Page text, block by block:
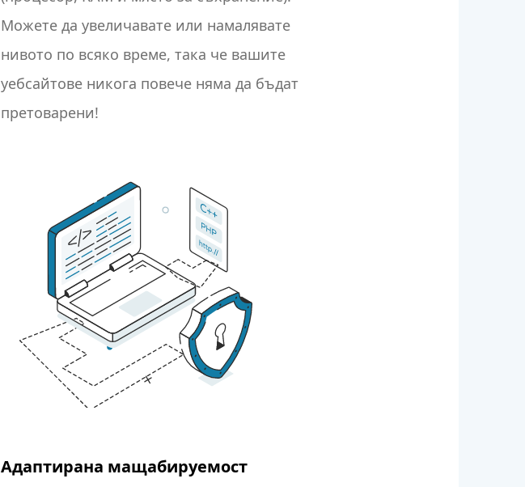
Можете да увеличавате или намалявате
нивото по всяко време, така че вашите
уебсайтове никога повече няма да бъдат
претоварени!
Адаптирана мащабируемост